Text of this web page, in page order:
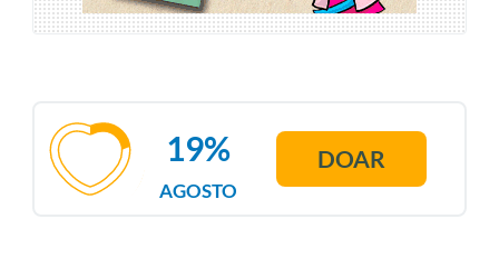
AGOSTO
19% DOAR